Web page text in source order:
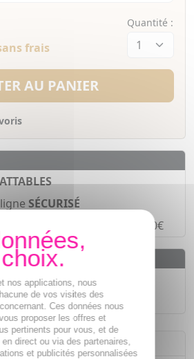
frais
Quantité :
AU PANIER
SÉCURISÉ
à partir de 30€
dès55€
Chronopost en 24h*
nos applications, nous
de vos visites des
Ces données nous
proposer les offres et
pertinents pour vous, et de
direct ou via des partenaires,
et publicités personnalisées